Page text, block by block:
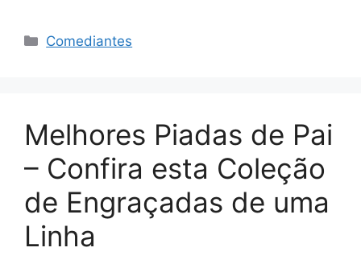
Categories
Comediantes
Melhores Piadas de Pai
– Confira esta Coleção
de Engraçadas de uma
Linha